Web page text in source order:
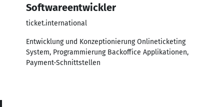
Softwareentwickler
ticket.international
Entwicklung und Konzeptionierung Onlineticketing
System, Programmierung Backoffice Applikationen,
Payment-Schnittstellen